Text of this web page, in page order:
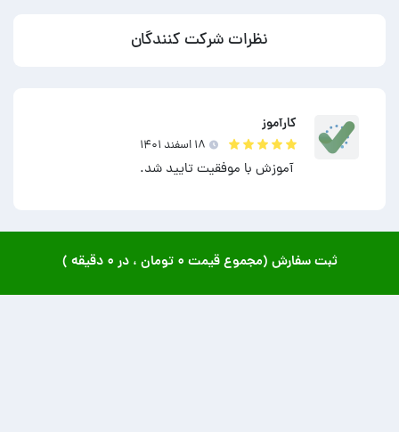
نظرات شرکت کنندگان
کارآموز
۱۸ اسفند ۱۴۰۱
آموزش با موفقیت تایید شد.
ثبت سفارش (مجموع قیمت ۰ تومان ، در ۰ دقیقه )